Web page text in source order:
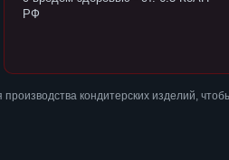
РФ
кондитерских изделий,